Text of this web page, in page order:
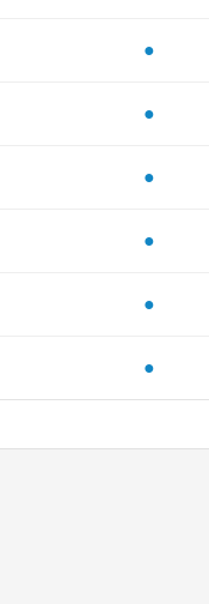
●
●
●
●
●
●